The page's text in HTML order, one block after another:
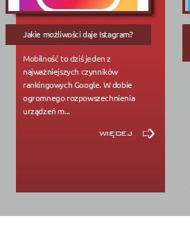
Jakie możliwości daje Istagram?
Mobilność to dziś jeden z
najważniejszych czynników
rankingowych Google. W dobie
ogromnego rozpowszechnienia
urządzeń m...
więcej